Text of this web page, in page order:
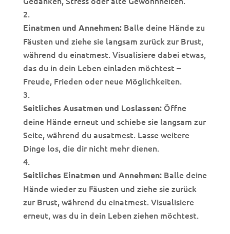
Einatmen und Annehmen:Balle deine Hände zu
Fäusten und ziehe sie langsam zurück zur Brust,
während du einatmest. Visualisiere dabei etwas,
das du in dein Leben einladen möchtest –
Freude, Frieden oder neue Möglichkeiten.
Seitliches Ausatmen und Loslassen:Öffne
deine Hände erneut und schiebe sie langsam zur
Seite, während du ausatmest. Lasse weitere
Dinge los, die dir nicht mehr dienen.
Seitliches Einatmen und Annehmen:Balle deine
Hände wieder zu Fäusten und ziehe sie zurück
zur Brust, während du einatmest. Visualisiere
erneut, was du in dein Leben ziehen möchtest.